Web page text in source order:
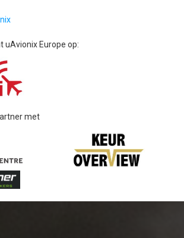
uAvionix Europe op:
is partner met